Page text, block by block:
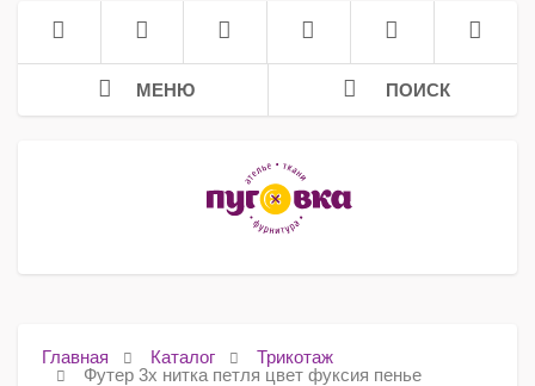
МЕНЮ ПОИСК
Главная Каталог
Трикотаж
Футер 3х нитка петля цвет фуксия пенье